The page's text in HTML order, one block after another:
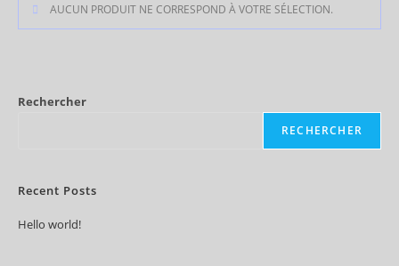
AUCUN PRODUIT NE CORRESPOND À VOTRE SÉLECTION.
Rechercher
RECHERCHER
Recent Posts
Hello world!